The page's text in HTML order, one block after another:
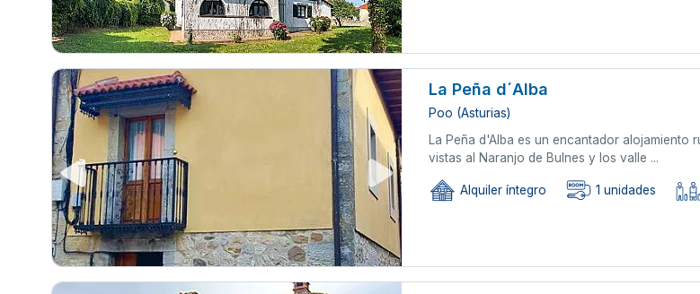
La Peña d´Alba
Poo (Asturias)
La Peña d'Alba es un encantador alojamiento
vistas al Naranjo de Bulnes y los valle ...
Alquiler íntegro 1 unidades